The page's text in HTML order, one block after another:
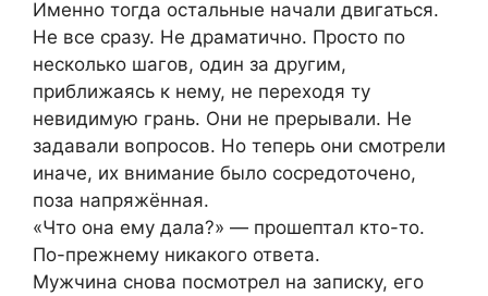
Именно тогда остальные начали двигаться.
Не все сразу. Не драматично. Просто по
несколько шагов, один за другим,
приближаясь к нему, не переходя ту
невидимую грань. Они не прерывали. Не
задавали вопросов. Но теперь они смотрели
иначе, их внимание было сосредоточено,
поза напряжённая.
«Что она ему дала?» — прошептал кто-то.
По-прежнему никакого ответа.
Мужчина снова посмотрел на записку, его